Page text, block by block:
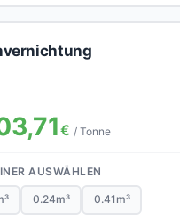
€ / Tonne
AUSWÄHLEN
0.24m³ 0.41m³